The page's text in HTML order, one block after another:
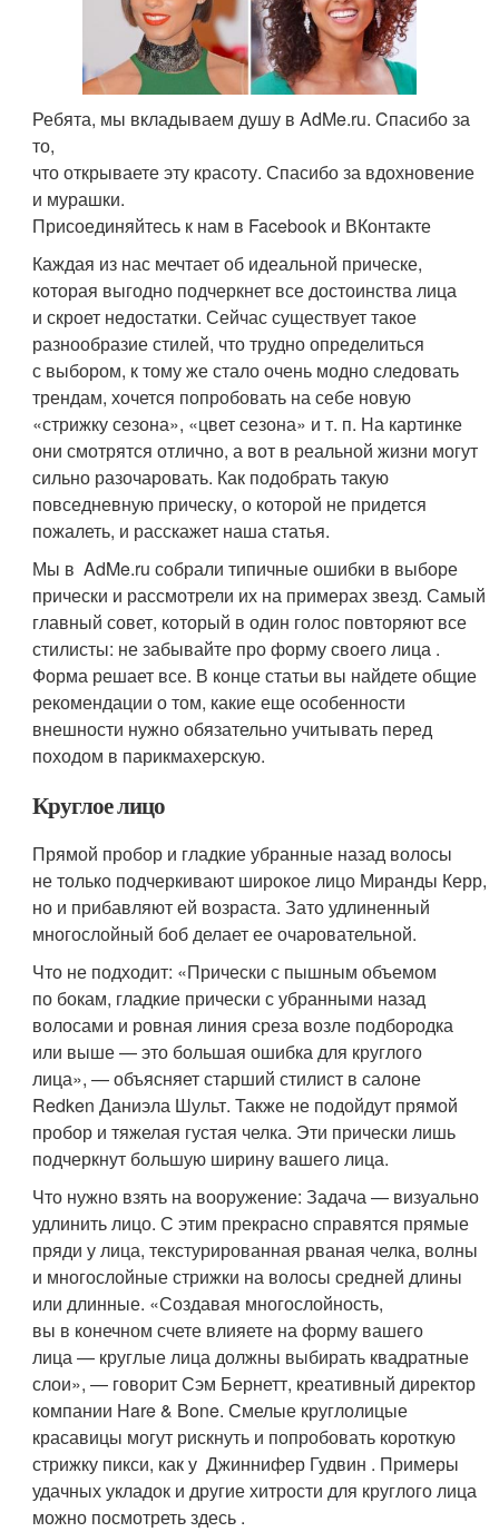
Ребята, мы вкладываем душу в AdMe.ru. Cпасибо за
то,
что открываете эту красоту. Спасибо за вдохновение
и мурашки.
Присоединяйтесь к нам в Facebook и ВКонтакте
Каждая из нас мечтает об идеальной прическе,
которая выгодно подчеркнет все достоинства лица
и скроет недостатки. Сейчас существует такое
разнообразие стилей, что трудно определиться
с выбором, к тому же стало очень модно следовать
трендам, хочется попробовать на себе новую
«стрижку сезона», «цвет сезона» и т. п. На картинке
они смотрятся отлично, а вот в реальной жизни могут
сильно разочаровать. Как подобрать такую
повседневную прическу, о которой не придется
пожалеть, и расскажет наша статья.
Мы в AdMe.ru собрали типичные ошибки в выборе
прически и рассмотрели их на примерах звезд. Самый
главный совет, который в один голос повторяют все
стилисты: не забывайте про форму своего лица .
Форма решает все. В конце статьи вы найдете общие
рекомендации о том, какие еще особенности
внешности нужно обязательно учитывать перед
походом в парикмахерскую.
Круглое лицо
Прямой пробор и гладкие убранные назад волосы
не только подчеркивают широкое лицо Миранды Керр,
но и прибавляют ей возраста. Зато удлиненный
многослойный боб делает ее очаровательной.
Что не подходит: «Прически с пышным объемом
по бокам, гладкие прически с убранными назад
волосами и ровная линия среза возле подбородка
или выше — это большая ошибка для круглого
лица», — объясняет старший стилист в салоне
Redken Даниэла Шульт. Также не подойдут прямой
пробор и тяжелая густая челка. Эти прически лишь
подчеркнут большую ширину вашего лица.
Что нужно взять на вооружение: Задача — визуально
удлинить лицо. С этим прекрасно справятся прямые
пряди у лица, текстурированная рваная челка, волны
и многослойные стрижки на волосы средней длины
или длинные. «Создавая многослойность,
вы в конечном счете влияете на форму вашего
лица — круглые лица должны выбирать квадратные
слои», — говорит Сэм Бернетт, креативный директор
компании Hare & Bone. Смелые круглолицые
красавицы могут рискнуть и попробовать короткую
стрижку пикси, как у Джиннифер Гудвин . Примеры
удачных укладок и другие хитрости для круглого лица
можно посмотреть здесь .